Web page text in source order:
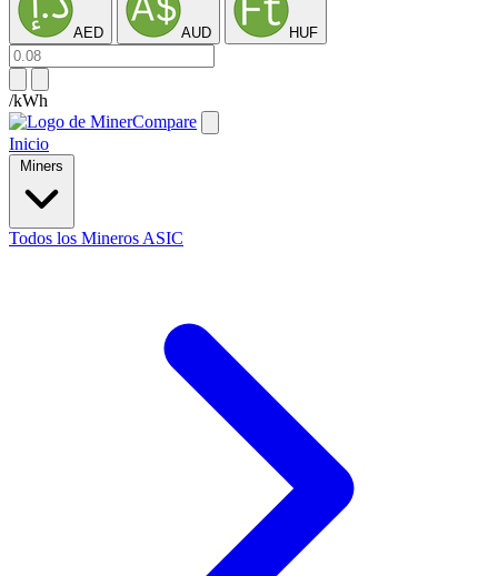
AED AUD HUF
/kWh
Inicio
Miners
Todos los Mineros ASIC